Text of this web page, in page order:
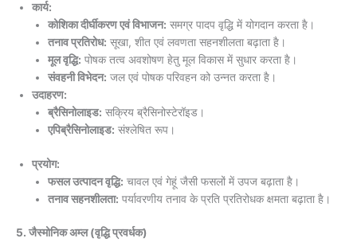
कार्य:
कोशिका दीर्घीकरण एवं विभाजन: समग्र पादप वृद्धि में योगदान करता है।
तनाव प्रतिरोध: सूखा, शीत एवं लवणता सहनशीलता बढ़ाता है।
मूल वृद्धि: पोषक तत्व अवशोषण हेतु मूल विकास में सुधार करता है।
संवहनी विभेदन: जल एवं पोषक परिवहन को उन्नत करता है।
उदाहरण:
ब्रैसिनोलाइड: सक्रिय ब्रैसिनोस्टेरॉइड।
एपिब्रैसिनोलाइड: संश्लेषित रूप।
प्रयोग:
फसल उत्पादन वृद्धि: चावल एवं गेहूं जैसी फसलों में उपज बढ़ाता है।
तनाव सहनशीलता: पर्यावरणीय तनाव के प्रति प्रतिरोधक क्षमता बढ़ाता है।
5. जैस्मोनिक अम्ल (वृद्धि प्रवर्धक)